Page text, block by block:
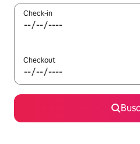
Check-in
Checkout